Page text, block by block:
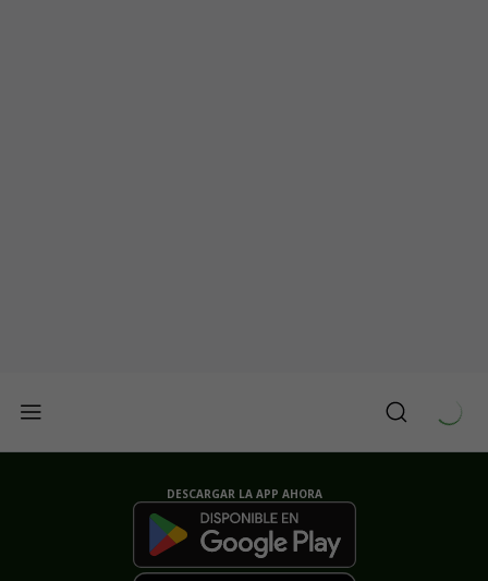
DESCARGAR LA APP AHORA